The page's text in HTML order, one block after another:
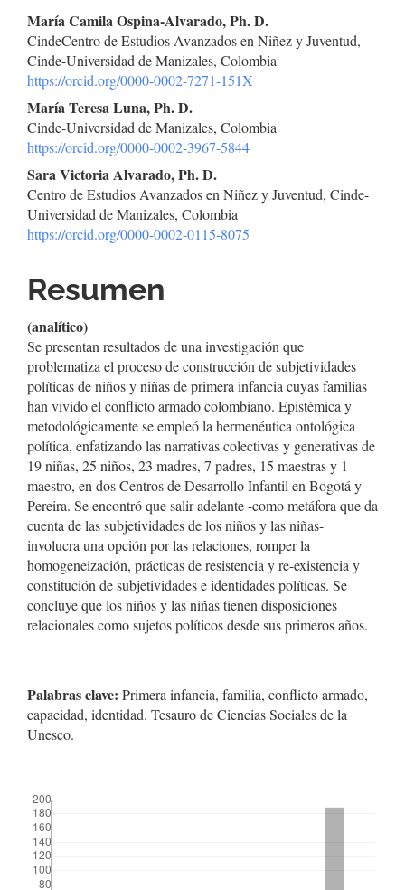
Contenido
principal
del
artículo
María Camila Ospina-Alvarado, Ph. D.
CindeCentro de Estudios Avanzados en Niñez y Juventud,
Cinde-Universidad de Manizales, Colombia
https://orcid.org/0000-0002-7271-151X
María Teresa Luna, Ph. D.
Cinde-Universidad de Manizales, Colombia
https://orcid.org/0000-0002-3967-5844
Sara Victoria Alvarado, Ph. D.
Centro de Estudios Avanzados en Niñez y Juventud, Cinde-
Universidad de Manizales, Colombia
https://orcid.org/0000-0002-0115-8075
Resumen
(analítico)
Se presentan resultados de una investigación que
problematiza el proceso de construcción de subjetividades
políticas de niños y niñas de primera infancia cuyas familias
han vivido el conflicto armado colombiano. Epistémica y
metodológicamente se empleó la hermenéutica ontológica
política, enfatizando las narrativas colectivas y generativas de
19 niñas, 25 niños, 23 madres, 7 padres, 15 maestras y 1
maestro, en dos Centros de Desarrollo Infantil en Bogotá y
Pereira. Se encontró que salir adelante -como metáfora que da
cuenta de las subjetividades de los niños y las niñas-
involucra una opción por las relaciones, romper la
homogeneización, prácticas de resistencia y re-existencia y
constitución de subjetividades e identidades políticas. Se
concluye que los niños y las niñas tienen disposiciones
relacionales como sujetos políticos desde sus primeros años.
Palabras clave: Primera infancia, familia, conflicto armado,
capacidad, identidad. Tesauro de Ciencias Sociales de la
Unesco.